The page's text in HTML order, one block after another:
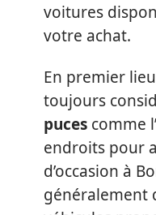
voitures
votre achat.
En premier
toujours
puces comme
endroits pour
d’occasion à
généralement